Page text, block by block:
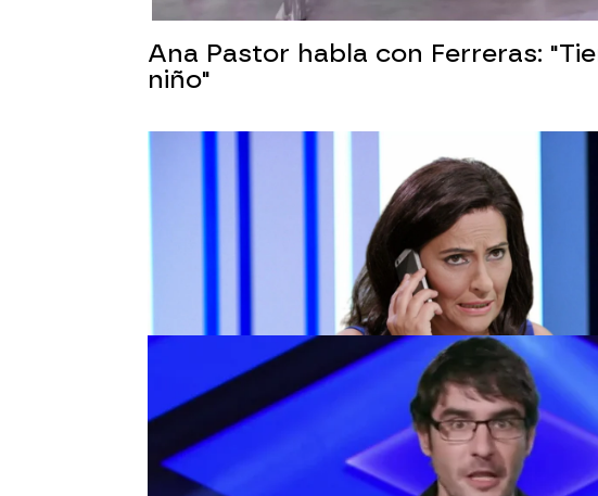
Ana Pastor habla con Ferreras:
niño"
JuanRa Bonet se desespera en
Jorge, Paco y Emilio han estado
JuanRa Bonet y han demostrado
presupuesto de bombas
Los míticos chistes de Matías
Los chistes de Matías Prats son
compañera, la presentadora